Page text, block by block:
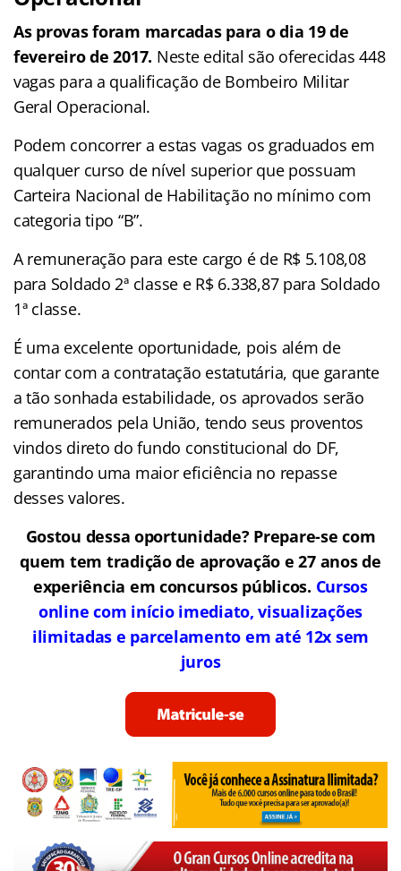
As provas foram marcadas para o dia 19 de
fevereiro de 2017. Neste edital são oferecidas 448
vagas para a qualificação de Bombeiro Militar
Geral Operacional.
Podem concorrer a estas vagas os graduados em
qualquer curso de nível superior que possuam
Carteira Nacional de Habilitação no mínimo com
categoria tipo “B”.
A remuneração para este cargo é de R$ 5.108,08
para Soldado 2ª classe e R$ 6.338,87 para Soldado
1ª classe.
É uma excelente oportunidade, pois além de
contar com a contratação estatutária, que garante
a tão sonhada estabilidade, os aprovados serão
remunerados pela União, tendo seus proventos
vindos direto do fundo constitucional do DF,
garantindo uma maior eficiência no repasse
desses valores.
Gostou dessa oportunidade? Prepare-se com
quem tem tradição de aprovação e 27 anos de
experiência em concursos públicos. Cursos
online com início imediato, visualizações
ilimitadas e parcelamento em até 12x sem
juros